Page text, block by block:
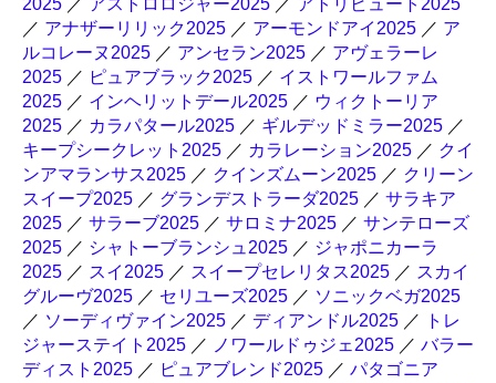
2025 ／ アストロロジャー2025 ／ アトリビュート2025
／ アナザーリリック2025 ／ アーモンドアイ2025 ／ ア
ルコレーヌ2025 ／ アンセラン2025 ／ アヴェラーレ
2025 ／ ピュアブラック2025 ／ イストワールファム
2025 ／ インヘリットデール2025 ／ ウィクトーリア
2025 ／ カラパタール2025 ／ ギルデッドミラー2025 ／
キープシークレット2025 ／ カラレーション2025 ／ クイ
ンアマランサス2025 ／ クインズムーン2025 ／ クリーン
スイープ2025 ／ グランデストラーダ2025 ／ サラキア
2025 ／ サラーブ2025 ／ サロミナ2025 ／ サンテローズ
2025 ／ シャトーブランシュ2025 ／ ジャポニカーラ
2025 ／ スイ2025 ／ スイープセレリタス2025 ／ スカイ
グルーヴ2025 ／ セリユーズ2025 ／ ソニックベガ2025
／ ソーディヴァイン2025 ／ ディアンドル2025 ／
トレ
ジャーステイト2025 ／ ノワールドゥジェ2025 ／ バラー
ディスト2025 ／ ピュアブレンド2025 ／ パタゴニア